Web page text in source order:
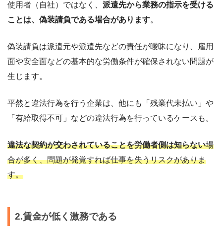
使用者（自社）ではなく、 派遣先から業務の指示を受ける
ことは、偽装請負である場合があります。
偽装請負は派遣元や派遣先などの責任が曖昧になり、雇用
面や安全面などの基本的な労働条件が確保されない問題が
生じます。
平然と違法行為を行う企業は、他にも「残業代未払い」や
「有給取得不可」などの違法行為を行っているケースも。
違法な契約が交わされていることを労働者側は知らない場
合が多く、問題が発覚すれば仕事を失うリスクがありま
す。
2.賃金が低く激務である